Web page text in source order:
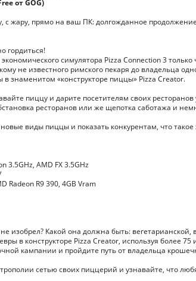
от GOG)
жару, прямо на ваш ПК: долгожданное
гордиться!
симулятора Pizza Connection 3
не известного римского пекаря до владельца
знаменитом «конструкторе пиццы» Pizza Creator.
пиццу и дарите посетителям своих
ресторанов или же щепотка саботажа и
виды пиццы и показать конкурентам, что такое
3.5GHz, AMD FX 3.5GHz
Radeon R9 390, 4GB Vram
изобрел? Какой она должна быть: вегетарианской,
в конструкторе Pizza Creator, используя более 75
кампании и пройдите путь от владельца
сетью своих пиццерий и узнавайте, что